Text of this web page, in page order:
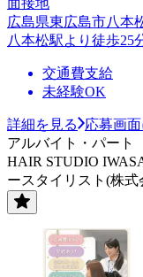
広島県東広島市八本
八本松駅より徒歩25
交通費支給
未経験OK
詳細を見る
応募画
アルバイト・パート
HAIR STUDIO
ースタイリスト(株